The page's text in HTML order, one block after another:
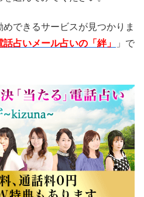
できるサービスが見つかりま
話占いメール占いの「絆」
」で